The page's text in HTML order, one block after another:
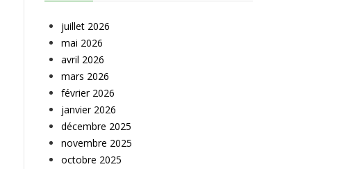
juillet 2026
mai 2026
avril 2026
mars 2026
février 2026
janvier 2026
décembre 2025
novembre 2025
octobre 2025